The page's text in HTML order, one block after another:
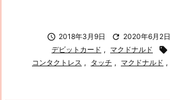
 2018年3月9日  2020年6月2日
デビットカード , マクドナルド 
コンタクトレス , タッチ , マクドナルド ,